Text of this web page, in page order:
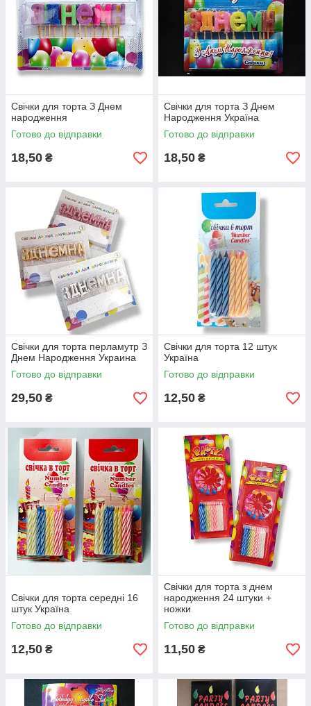
Свічки для торта З Днем
народження
Готово до відправки
18,50 ₴
Свічки для торта З Днем
Народження Україна
Готово до відправки
18,50 ₴
Свічки для торта перламутр З
Днем Народження Украина
Готово до відправки
29,50 ₴
Свічки для торта 12 штук
Україна
Готово до відправки
12,50 ₴
Свічки для торта середні 16
штук Україна
Готово до відправки
12,50 ₴
Свічки для торта з днем
народження 24 штуки +
ножки
Готово до відправки
11,50 ₴